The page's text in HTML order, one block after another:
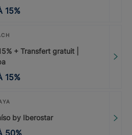
15%
+ Transfert gratuit |
15%
by Iberostar
50%